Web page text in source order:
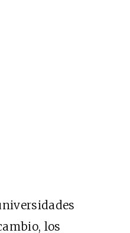
los